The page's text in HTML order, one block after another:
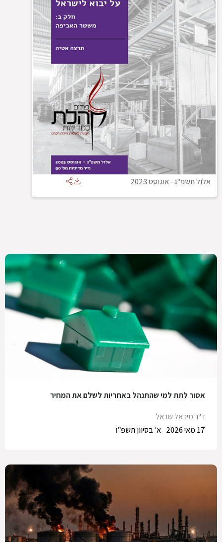
אלול תשפ"ג-אוגוסט 2023
אסור לתת למי שהתנהל באחריות לשלם את המחיר
ד"ר מיכאל שראל
א' בסיוון תשפ"ו
17 מאי 2026